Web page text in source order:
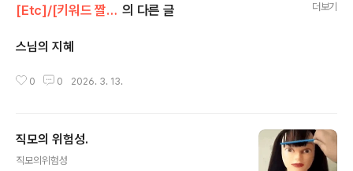
[Etc]/[키워드 짤방놀이] 의 다른 글 더보기
스님의 지혜
0 0 2026. 3. 13.
직모의 위험성.
직모의위험성